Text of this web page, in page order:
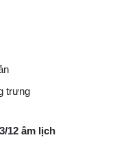
trưng
12 âm lịch